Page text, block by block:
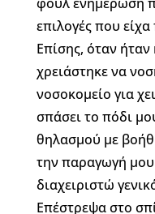
επιλογές που
Επίσης, όταν
χρειάστηκε να
νοσοκομείο για
σπάσει το πόδι
θηλασμού με
την παραγωγή
διαχειριστώ
Επέστρεψα στο